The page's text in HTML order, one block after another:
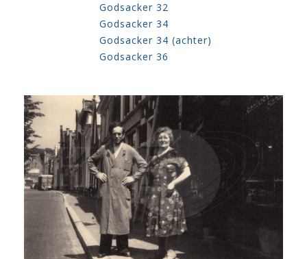
Godsacker 32
Godsacker 34
Godsacker 34 (achter)
Godsacker 36